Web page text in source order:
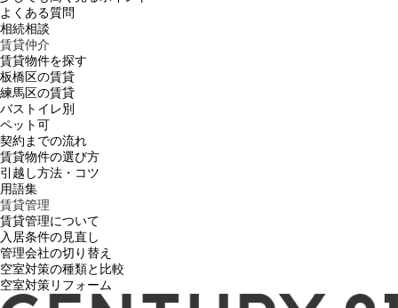
よくある質問
相続相談
賃貸仲介
賃貸物件を探す
板橋区の賃貸
練馬区の賃貸
バストイレ別
ペット可
契約までの流れ
賃貸物件の選び方
引越し方法・コツ
用語集
賃貸管理
賃貸管理について
入居条件の見直し
管理会社の切り替え
空室対策の種類と比較
空室対策リフォーム